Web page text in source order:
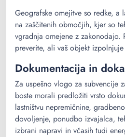
Geografske omejitve so redke, a
na zaščitenih območjih, kjer so
vgradnja omejene z zakonodajo.
preverite, ali vaš objekt
Dokumentacija in
Za uspešno vlogo za subvencije
boste morali predložiti vrsto
lastništvu nepremičnine,
dovoljenje, ponudbo izvajalca,
izbrani napravi in včasih tudi